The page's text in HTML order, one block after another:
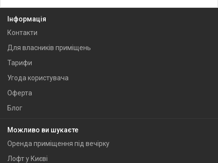
Інформація
Контакти
Для власників приміщень
Тарифи
Угода користувача
Оферта
Блог
Можливо ви шукаєте
Оренда приміщення під вечірку
Лофт у Києві